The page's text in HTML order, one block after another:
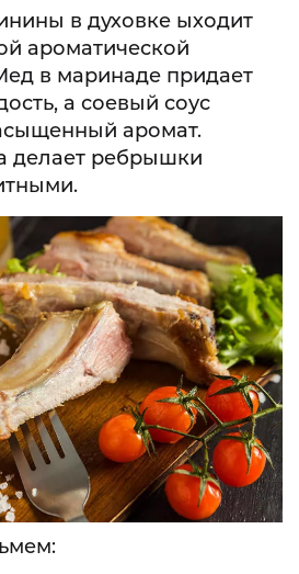
в духовке ыходит
ароматической
в маринаде придает
а соевый соус
аромат.
делает ребрышки